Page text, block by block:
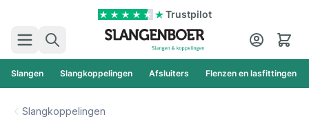
Trustpilot
Zoek
Cart
Slangen Slangkoppelingen Afsluiters Flenzen en lasfittingen
Slangkoppelingen